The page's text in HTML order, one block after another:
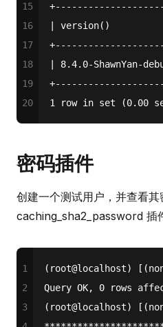
15
16
17
18
19
20
| version()
| 8.4.0-ShawnYan-
1 row in set (0.00
密码插件
创建一个测试用户，并查看
caching_sha2_password 插
1
2
3
(root@localhost) [(
Query OK, 0 rows
(root@localhost) [(